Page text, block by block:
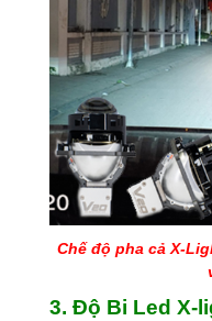
Chế độ pha cả X-
3. Độ Bi Led X-